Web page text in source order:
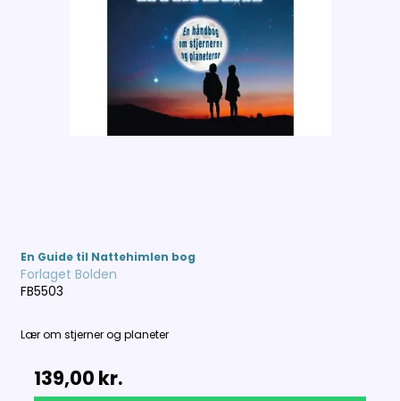
En Guide til Nattehimlen bog
Forlaget Bolden
FB5503
Lær om stjerner og planeter
139,00 kr.